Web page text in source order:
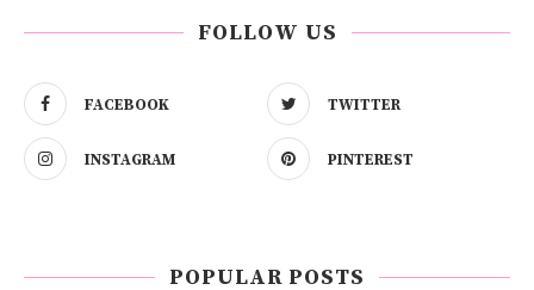
FOLLOW US
FACEBOOK TWITTER
INSTAGRAM PINTEREST
POPULAR POSTS